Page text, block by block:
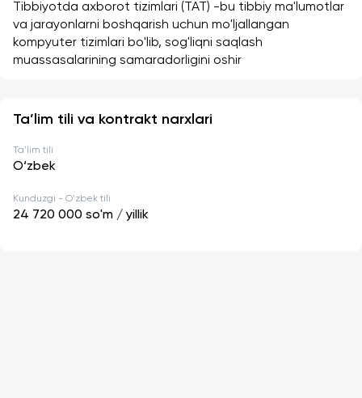
Tibbiyotda axborot tizimlari (TAT) -bu tibbiy ma'lumotlar
va jarayonlarni boshqarish uchun mo'ljallangan
kompyuter tizimlari bo'lib, sog'liqni saqlash
muassasalarining samaradorligini oshir
Ta’lim tili va kontrakt narxlari
Ta'lim tili
O‘zbek
Kunduzgi - O'zbek tili
24 720 000 so'm / yillik